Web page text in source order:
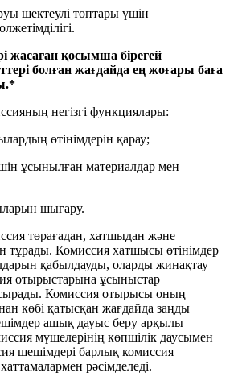
шектеулі топтары үшін
жасаған қосымша бірегей
болған жағдайда ең жоғары баға
негізгі функциялары:
өтінімдерін қарау;
ұсынылған материалдар мен
шығару.
төрағадан, хатшыдан және
тұрады. Комиссия хатшысы өтінімдер
қабылдауды, оларды жинақтау
отырыстарына ұсыныстар
Комиссия отырысы оның
көбі қатысқан жағдайда заңды
ашық дауыс беру арқылы
мүшелерінің көпшілік даусымен
шешімдері барлық комиссия
рәсімделеді.